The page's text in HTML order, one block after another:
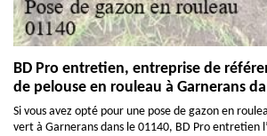
BD Pro entretien, entreprise de
de pelouse en rouleau à Garnerans
Si vous avez opté pour une pose de gazon en
vert à Garnerans dans le 01140, BD Pro entretien